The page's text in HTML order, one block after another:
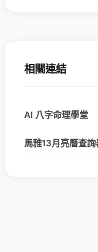
相關連結
AI 八字命理學堂
馬雅13月亮曆查詢